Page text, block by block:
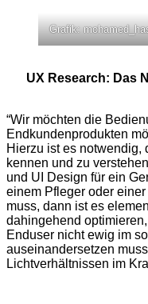
Grafik:
UX Research: Das
“Wir möchten die
Endkundenprodukten
Hierzu ist es notwendig,
kennen und zu
und UI Design für ein
einem Pfleger oder
muss, dann ist es
dahingehend
Enduser nicht ewig im
auseinandersetzen
Lichtverhältnissen im